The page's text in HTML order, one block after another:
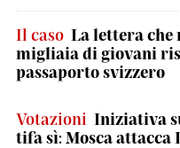
Il caso La lettera che
migliaia di giovani
passaporto svizzero
Votazioni Iniziativa
tifa sì: Mosca attacca